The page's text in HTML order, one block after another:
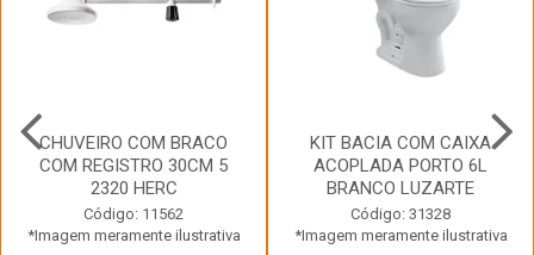
CHUVEIRO COM BRACO
COM REGISTRO 30CM 5
2320 HERC
Código: 11562
*Imagem meramente ilustrativa
KIT BACIA COM CAIXA
ACOPLADA PORTO 6L
BRANCO LUZARTE
Código: 31328
*Imagem meramente ilustrativa